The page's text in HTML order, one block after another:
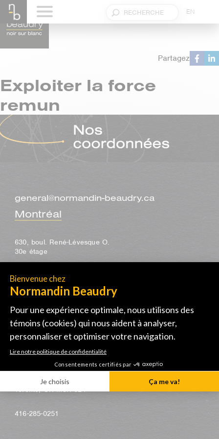
EN
Partagez
Exploiter la force
remun
general@normandin-beaudry.ca
Montréal
630, boul. René-Lévesque O.
30e étage
514-285-1122
Toronto
155, avenue University
bureau 1805
Toronto, ON M5H 3B7
416-285-0251